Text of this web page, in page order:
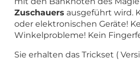
Zuschauers ausgeführt wird.
oder elektronischen Geräte!
Winkelprobleme! Kein
Sie erhalten das Trickset (